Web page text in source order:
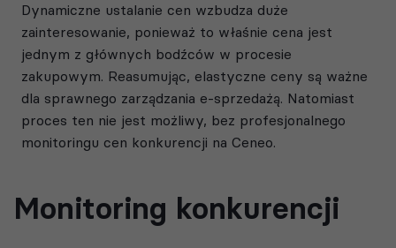
Dynamiczne ustalanie cen wzbudza duże
zainteresowanie, ponieważ to właśnie cena jest
jednym z głównych bodźców w procesie
zakupowym. Reasumując, elastyczne ceny są ważne
dla sprawnego zarządzania e-sprzedażą. Natomiast
proces ten nie jest możliwy, bez profesjonalnego
monitoringu cen konkurencji na Ceneo.
Monitoring konkurencji